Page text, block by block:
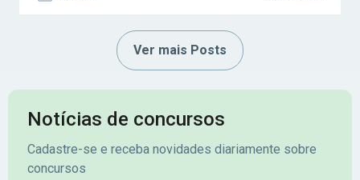
Ver mais Posts
Notícias de concursos
Cadastre-se e receba novidades diariamente sobre
concursos